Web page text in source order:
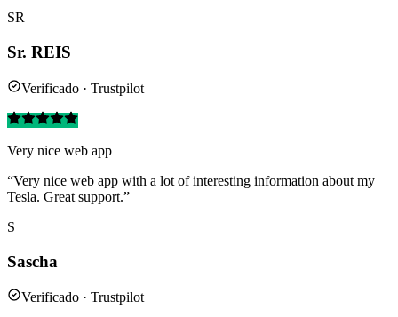
SR
Sr. REIS
Verificado · Trustpilot
Very nice web app
“Very nice web app with a lot of interesting information about my
Tesla. Great support.”
S
Sascha
Verificado · Trustpilot